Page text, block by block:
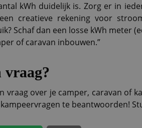
kWh duidelijk is. Zorg er in
creatieve rekening voor
Schaf dan een losse kWh meter
of caravan inbouwen.”
vraag?
vraag over je camper, caravan of
te beantwoorden!